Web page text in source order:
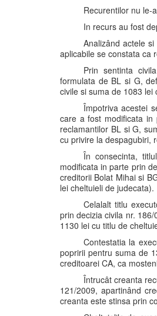
Recurentilor nu le-
In recurs au fost
Analizând actele
aplicabile se constata ca
Prin sentinta
formulata de BL si G,
civile si suma de 1083 lei
Împotriva acestei
care a fost modificata in
reclamantilor BL si G,
cu privire la despagubiri,
În consecinta,
modificata in parte prin
creditorii Bolat Mihai si
lei cheltuieli de judecata).
Celalalt titlu
prin decizia civila nr.
1130 lei cu titlu de
Contestatia la
popririi pentru suma de
creditoarei CA, ca
Întrucât creanta
121/2009, apartinând
creanta este stinsa prin